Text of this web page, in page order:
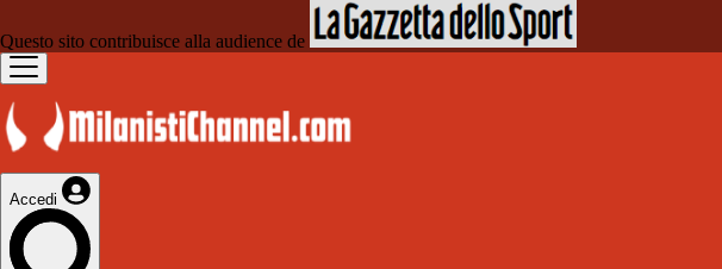
Questo sito contribuisce alla audience de
Accedi